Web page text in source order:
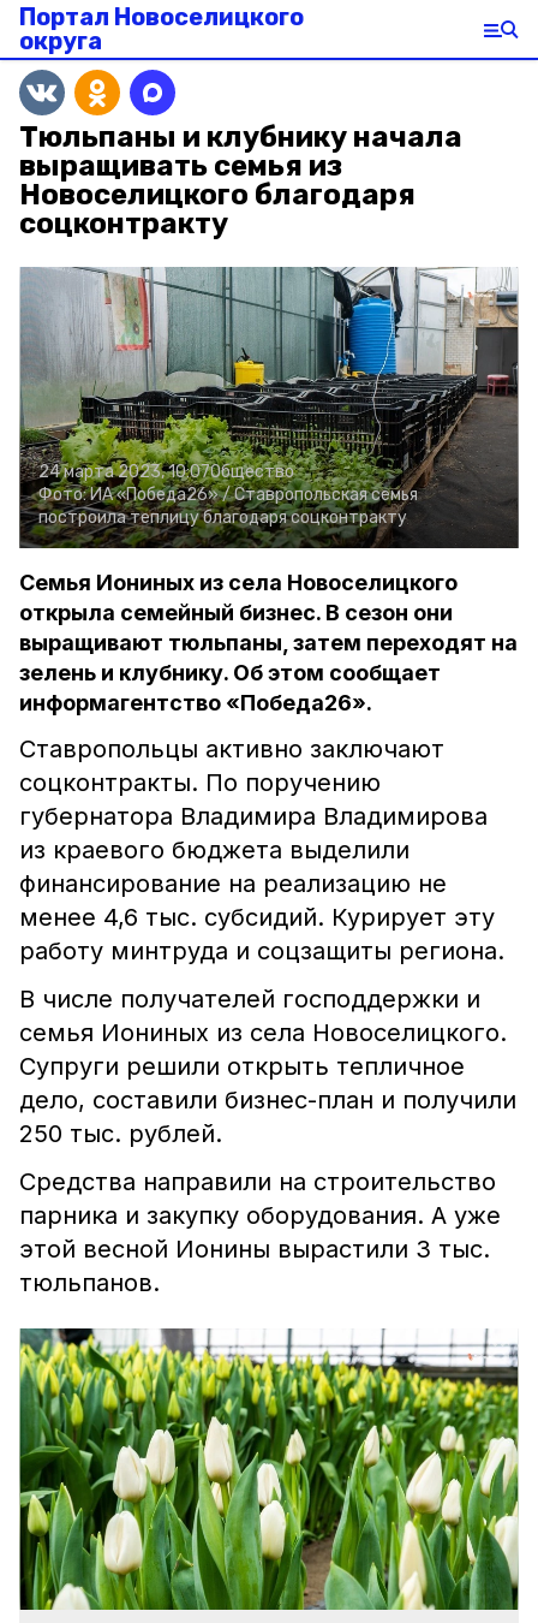
Портал Новоселицкого
округа
Тюльпаны и клубнику начала
выращивать семья из
Новоселицкого благодаря
соцконтракту
24 марта 2023, 10:07Общество
Фото:ИА «Победа26» /Ставропольская семья
построила теплицу благодаря соцконтракту
Семья Иониных из села Новоселицкого
открыла семейный бизнес. В сезон они
выращивают тюльпаны, затем переходят на
зелень и клубнику. Об этом сообщает
информагентство «Победа26».
Ставропольцы активно заключают
соцконтракты. По поручению
губернатора Владимира Владимирова
из краевого бюджета выделили
финансирование на реализацию не
менее 4,6 тыс. субсидий. Курирует эту
работу минтруда и соцзащиты региона.
В числе получателей господдержки и
семья Иониных из села Новоселицкого.
Супруги решили открыть тепличное
дело, составили бизнес-план и получили
250 тыс. рублей.
Средства направили на строительство
парника и закупку оборудования. А уже
этой весной Ионины вырастили 3 тыс.
тюльпанов.